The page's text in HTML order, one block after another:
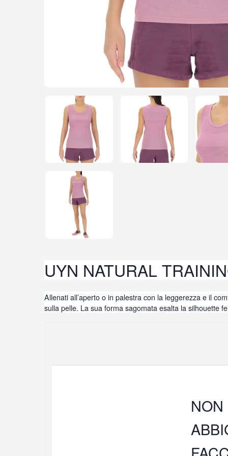
UYN NATURAL
Allenati all’aperto o in palestra con la leggerezza e il
sulla pelle. La sua forma sagomata esalta la silhouette